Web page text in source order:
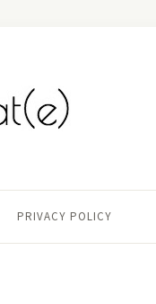
PRIVACY POLICY